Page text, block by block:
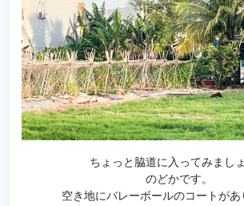
ちょっと脇道に入ってみましょ
のどかです。
空き地にバレーボールのコートがあ